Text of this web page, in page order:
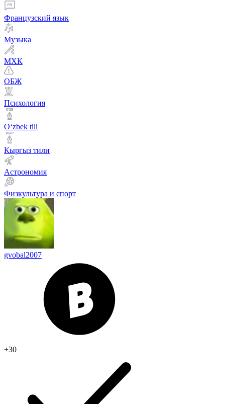
Французский язык
Музыка
МХК
ОБЖ
Психология
Оʻzbek tili
Кыргыз тили
Астрономия
Физкультура и спорт
gvobal2007
+30